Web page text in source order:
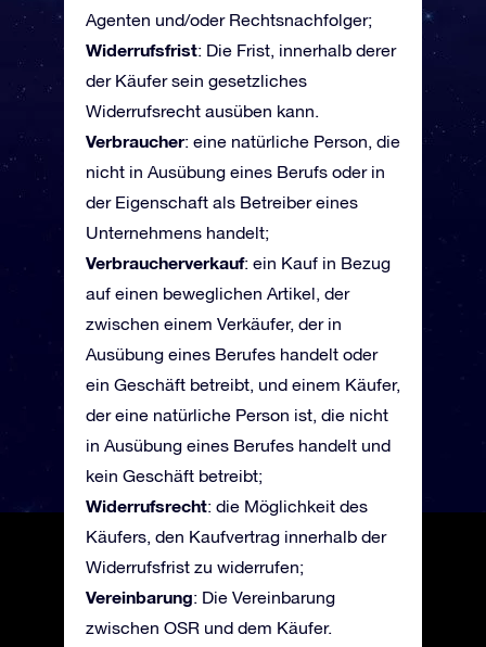
Agenten und/oder Rechtsnachfolger;
Widerrufsfrist: Die Frist, innerhalb derer
der Käufer sein gesetzliches
Widerrufsrecht ausüben kann.
Verbraucher: eine natürliche Person, die
nicht in Ausübung eines Berufs oder in
der Eigenschaft als Betreiber eines
Unternehmens handelt;
Verbraucherverkauf: ein Kauf in Bezug
auf einen beweglichen Artikel, der
zwischen einem Verkäufer, der in
Ausübung eines Berufes handelt oder
ein Geschäft betreibt, und einem Käufer,
der eine natürliche Person ist, die nicht
in Ausübung eines Berufes handelt und
kein Geschäft betreibt;
Widerrufsrecht: die Möglichkeit des
Käufers, den Kaufvertrag innerhalb der
Widerrufsfrist zu widerrufen;
Vereinbarung: Die Vereinbarung
zwischen OSR und dem Käufer.